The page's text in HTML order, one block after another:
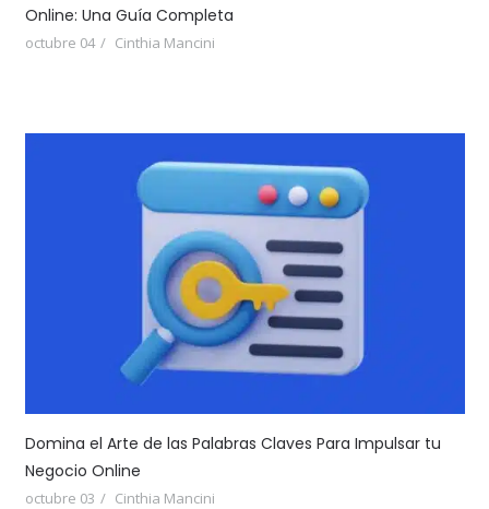
Online: Una Guía Completa
octubre 04 Cinthia Mancini
Domina el Arte de las Palabras Claves Para Impulsar tu
Negocio Online
octubre 03 Cinthia Mancini